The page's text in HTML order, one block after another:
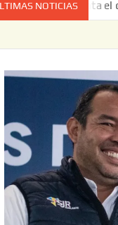
NOTICIAS
el que da el susto